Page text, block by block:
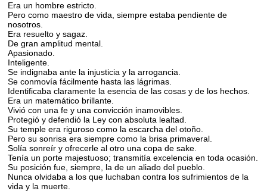
Era un hombre estricto.
Pero como maestro de vida, siempre estaba pendiente de
nosotros.
Era resuelto y sagaz.
De gran amplitud mental.
Apasionado.
Inteligente.
Se indignaba ante la injusticia y la arrogancia.
Se conmovía fácilmente hasta las lágrimas.
Identificaba claramente la esencia de las cosas y de los hechos.
Era un matemático brillante.
Vivió con una fe y una convicción inamovibles.
Protegió y defendió la Ley con absoluta lealtad.
Su temple era riguroso como la escarcha del otoño.
Pero su sonrisa era siempre como la brisa primaveral.
Solía sonreír y ofrecerle al otro una copa de sake.
Tenía un porte majestuoso; transmitía excelencia en toda ocasión.
Su posición fue, siempre, la de un aliado del pueblo.
Nunca olvidaba a los que luchaban contra los sufrimientos de la
vida y la muerte.